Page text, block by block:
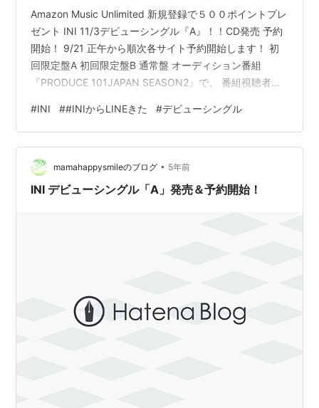
Amazon Music Unlimited 新規登録で５００ポイントプレ
ゼント INI 11/3デビューシングル『A』！！CD発売 予約
開始！ 9/21 正午から順次各サイト予約開始します！ 初
回限定盤A 初回限定盤B 通常盤 オーディション番組
『PRODUCE 101JAPAN SEASON2』で、 番組視聴者で
るグループ『INI』 木村柾哉、後藤威尊、佐野雄大、 池
崎理人、尾崎匠海、許豊凡、髙塚大夢 田島将吾、西洸
人、藤牧京介、松田迅 商品予約🔽 予約サイトはこちらか
ら👇 セブンネット 楽天ブックス Amazon タワーレコード
H…
#INI ##INIからLINEきた #デビューシングル
mamahappysmileのブログ • 5年前
INI デビューシングル「A」発売＆予約開始！